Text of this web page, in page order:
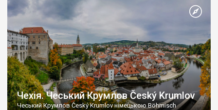
Чехія. Чеський Крумлов Český Krumlov
Чеський Крумлов Český Krumlov німецькою Böhmisch